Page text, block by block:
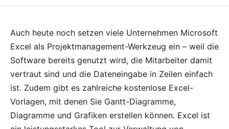
Auch heute noch setzen viele Unternehmen Microsoft
Excel als Projektmanagement-Werkzeug ein – weil die
Software bereits genutzt wird, die Mitarbeiter damit
vertraut sind und die Dateneingabe in Zeilen einfach
ist. Zudem gibt es zahlreiche kostenlose Excel-
Vorlagen, mit denen Sie Gantt-Diagramme,
Diagramme und Grafiken erstellen können. Excel ist